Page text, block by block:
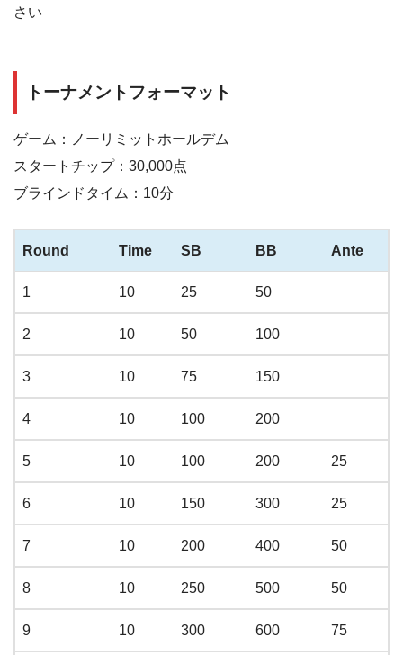
さい
トーナメントフォーマット
ゲーム：ノーリミットホールデム
スタートチップ：30,000点
ブラインドタイム：10分
Round Time SB BB Ante
1 10 25 50
2 10 50 100
3 10 75 150
4 10 100 200
5 10 100 200 25
6 10 150 300 25
7 10 200 400 50
8 10 250 500 50
9 10 300 600 75